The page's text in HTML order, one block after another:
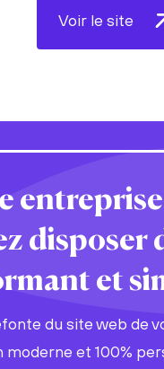
Voir le site
disposer
et
du site web de
moderne et 100%